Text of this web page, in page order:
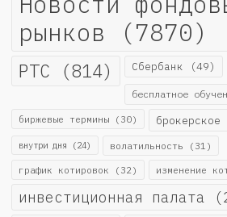
рынков (7870)
РТС (814) Сбербанк (49)
бесплатное
биржевые термины (30) брокерское
внутри дня (24) волатильность (31)
график котировок (32) изменение
инвестиционная палата